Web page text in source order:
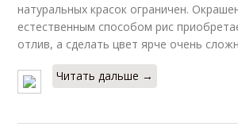
натуральных красок ограничен.
естественным способом рис
отлив, а сделать цвет ярче очень
Читать дальше →